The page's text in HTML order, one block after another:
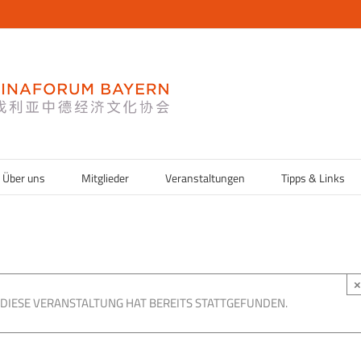
Über uns Mitglieder Veranstaltungen Tipps & Links
×
DIESE VERANSTALTUNG HAT BEREITS STATTGEFUNDEN.